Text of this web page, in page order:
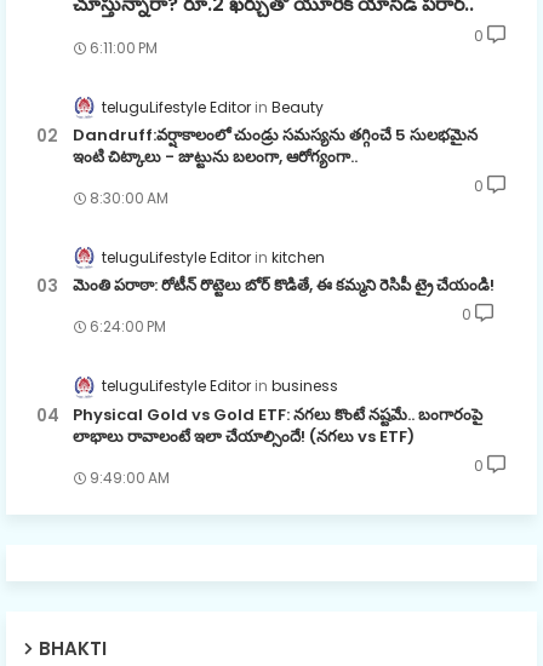
6:11:00 PM
0
teluguLifestyle Editor Beauty
Dandruff:వర్షాకాలంలో చుండ్రు సమస్యను తగ్గించే 5 సులభమైన
ఇంటి చిట్కాలు - జుట్టును బలంగా, ఆరోగ్యంగా..
8:30:00 AM
0
teluguLifestyle Editor kitchen
మెంతి పరాఠా: రోటీన్ రొట్టెలు బోర్ కొడితే, ఈ కమ్మని రెసిపీ ట్రై చేయండి!
6:24:00 PM
0
teluguLifestyle Editor business
Physical Gold vs Gold ETF: నగలు కొంటే నష్టమే.. బంగారంపై
లాభాలు రావాలంటే ఇలా చేయాల్సిందే! (నగలు vs ETF)
9:49:00 AM
0
BHAKTI